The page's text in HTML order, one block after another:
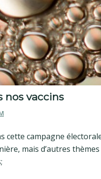
nos vaccins
cette campagne
mais d’autres